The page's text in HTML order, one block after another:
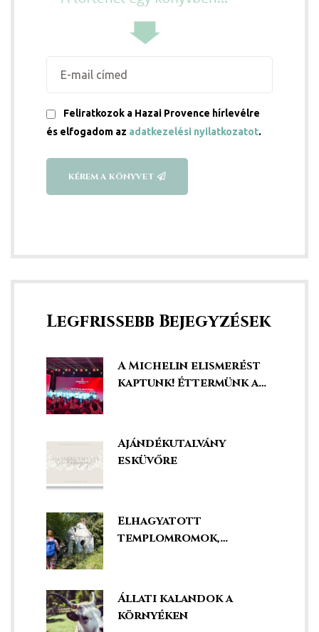
Feliratkozok a Hazai Provence hírlevélre
és elfogadom az adatkezelési nyilatkozatot.
KÉREM A KÖNYVET
Legfrissebb Bejegyzések
A Michelin elismerést
kaptunk! Éttermünk a
Ajándékutalvány
esküvőre
Elhagyatott
templomromok,
Állati kalandok a
környéken